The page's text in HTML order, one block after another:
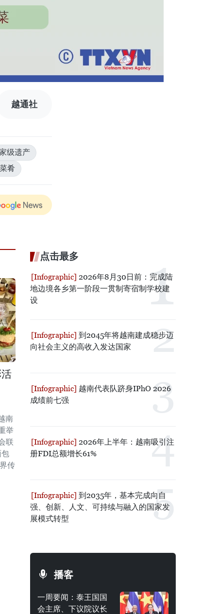
越通社
级遗产
肴
南
举
联
传
点击最多
2026年8月30日前：完成陆
地边境各乡第一阶段一贯制寄宿制学校建
设
到2045年将越南建成稳步迈
向社会主义的高收入发达国家
越南代表队跻身IPhO 2026
成绩前七强
2026年上半年：越南吸引注
册FDI总额增长61%
到2035年，基本完成向自
强、创新、人文、可持续与融入的国家发
展模式转型
播客
一周要闻：泰王国国
会主席、下议院议长